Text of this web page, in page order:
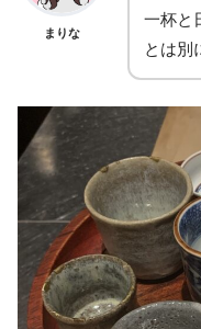
まりな
一杯と
とは別